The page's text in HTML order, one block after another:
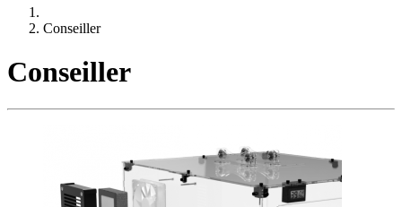
Conseiller
Conseiller